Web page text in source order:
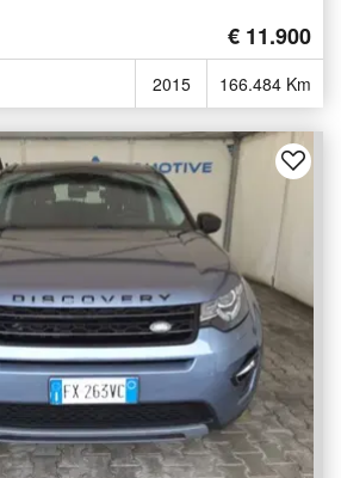
€ 11.900
2015 166.484 Km